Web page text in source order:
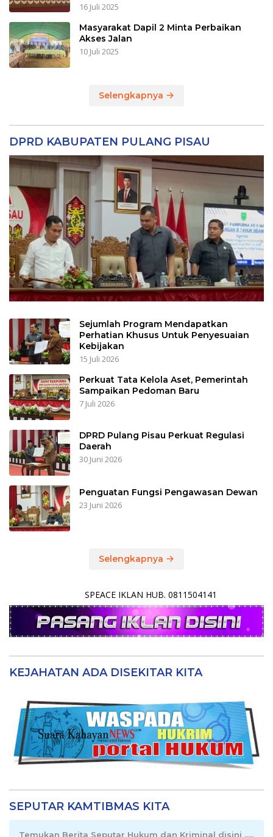
16 Juli 2025
Masyarakat Dapil 2 Minta Perbaikan
Akses Jalan
10 Juli 2025
Selengkapnya
DPRD KABUPATEN PULANG PISAU
Sejumlah Program Mendapatkan
Perhatian Khusus Untuk Penyesuaian
Kebijakan
15 Juli 2026
Perkuat Tata Kelola Aset, Pemerintah
Sampaikan Pedoman Baru
7 Juli 2026
DPRD Pulang Pisau Perkuat Regulasi
Daerah
30 Juni 2026
Penguatan Fungsi Pengawasan Dewan
23 Juni 2026
Selengkapnya
SPEACE IKLAN HUB. 0811504141
KEJAHATAN ADA DISEKITAR KITA
SEPUTAR KAMTIBMAS KITA
Temukan Berita Seputar Hukum dan Kriminal disini .....